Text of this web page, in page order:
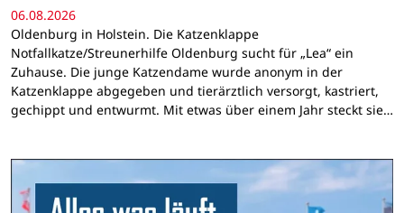
06.08.2026
Oldenburg in Holstein. Die Katzenklappe
Notfallkatze/Streunerhilfe Oldenburg sucht für „Lea“ ein
Zuhause. Die junge Katzendame wurde anonym in der
Katzenklappe abgegeben und tierärztlich versorgt, kastriert,
gechippt und entwurmt. Mit etwas über einem Jahr steckt sie…